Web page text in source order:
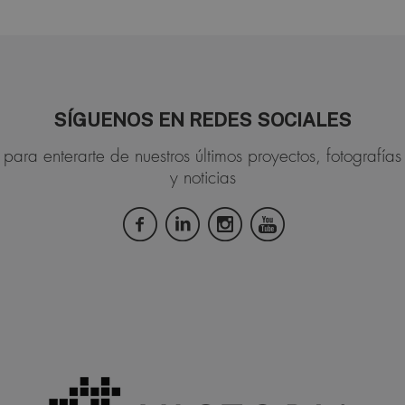
SÍGUENOS EN REDES SOCIALES
para enterarte de nuestros últimos proyectos, fotografías
y noticias